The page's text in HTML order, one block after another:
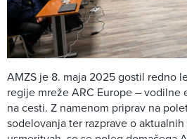
AMZS je 8. maja 2025 gostil redno
regije mreže ARC Europe – vodilne
na cesti. Z namenom priprav na
sodelovanja ter razprave o